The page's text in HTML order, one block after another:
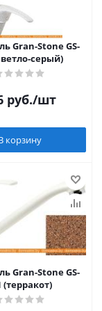
Gran-Stone GS-
серый)
руб./шт
корзину
Gran-Stone GS-
(терракот)